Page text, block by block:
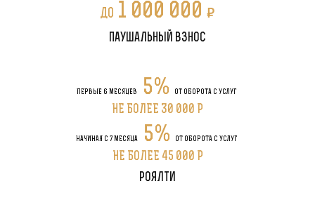
до 1 000 000 P
паушальный взнос
ПЕРВЫЕ 6 МЕСЯЦЕВ 5% ОТ ОБОРОТА С УСЛУГ
НЕ БОЛЕЕ 30 000 P
НАЧИНАЯ С 7 МЕСЯЦА 5% ОТ ОБОРОТА С УСЛУГ
НЕ БОЛЕЕ 45 000 P
роялти